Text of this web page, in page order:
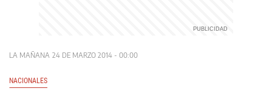
LA MAÑANA 24 DE MARZO 2014 - 00:00
NACIONALES